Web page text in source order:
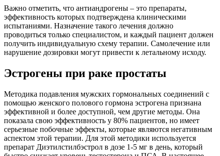
Важно отметить, что антиандрогены – это препараты,
эффективность которых подтверждена клиническими
испытаниями. Назначение такого лечения должно
проводиться только специалистом, и каждый пациент должен
получить индивидуальную схему терапии. Самолечение или
нарушение дозировки могут привести к летальному исходу.
Эстрогены при раке простаты
Методика подавления мужских гормональных соединений с
помощью женского полового гормона эстрогена признана
эффективной и более доступной, чем другие методы. Она
показала свою эффективность у 80% пациентов, но имеет
серьезные побочные эффекты, которые являются негативным
аспектом этой терапии. Для этой методики используется
препарат Диэтилстилбэстрол в дозе 1-5 мг в день, который